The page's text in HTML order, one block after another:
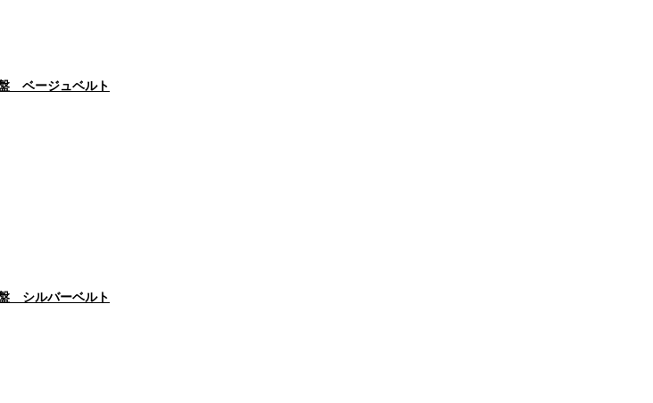
ベージュベルト
シルバーベルト